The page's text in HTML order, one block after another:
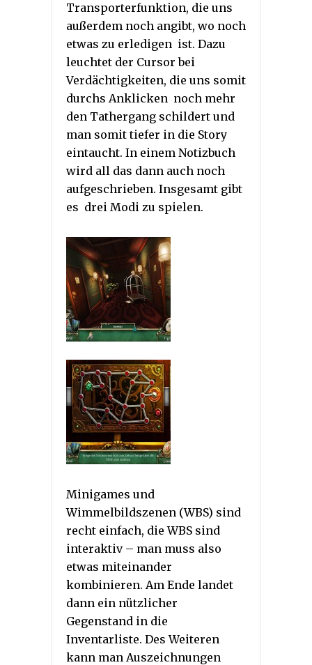
Transporterfunktion, die uns
außerdem noch angibt, wo noch
etwas zu erledigen ist. Dazu
leuchtet der Cursor bei
Verdächtigkeiten, die uns somit
durchs Anklicken noch mehr
den Tathergang schildert und
man somit tiefer in die Story
eintaucht. In einem Notizbuch
wird all das dann auch noch
aufgeschrieben. Insgesamt gibt
es drei Modi zu spielen.
Minigames und
Wimmelbildszenen (WBS) sind
recht einfach, die WBS sind
interaktiv – man muss also
etwas miteinander
kombinieren. Am Ende landet
dann ein nützlicher
Gegenstand in die
Inventarliste. Des Weiteren
kann man Auszeichnungen